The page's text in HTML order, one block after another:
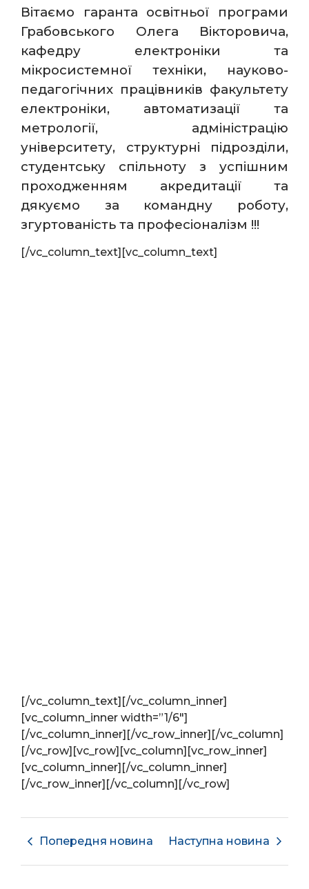
Вітаємо гаранта освітньої програми
Грабовського Олега Вікторовича,
кафедру електроніки та
мікросистемної техніки, науково-
педагогічних працівників факультету
електроніки, автоматизації та
метрології, адміністрацію
університету, структурні підрозділи,
студентську спільноту з успішним
проходженням акредитації та
дякуємо за командну роботу,
згуртованість та професіоналізм !!!
[/vc_column_text][vc_column_text]
[/vc_column_text][/vc_column_inner]
[vc_column_inner width=”1/6″]
[/vc_column_inner][/vc_row_inner][/vc_column]
[/vc_row][vc_row][vc_column][vc_row_inner]
[vc_column_inner][/vc_column_inner]
[/vc_row_inner][/vc_column][/vc_row]
Попередня новина Наступна новина